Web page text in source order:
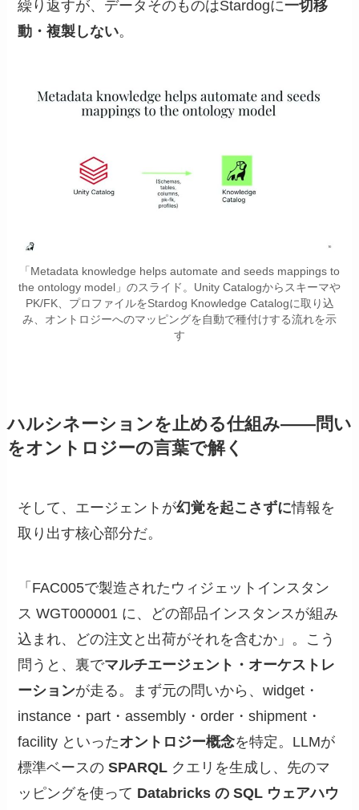
繰り返すが、データそのものはStardogに一切移
動・複製しない。
「Metadata knowledge helps automate and seeds mappings to
the ontology model」のスライド。Unity Catalogからスキーマや
PK/FK、プロファイルをStardog Knowledge Catalogに取り込
み、オントロジーへのマッピングを自動で種付けする流れを示
す
ハルシネーションを止める仕組み——問い
をオントロジーの言葉で解く
そして、エージェントが幻覚を起こさずに情報を
取り出す核心部分だ。
「FAC005で製造されたウィジェットインスタン
ス WGT000001 に、どの部品インスタンスが組み
込まれ、どの注文と出荷がそれを含むか」。こう
問うと、裏でマルチエージェント・オーケストレ
ーションが走る。まず元の問いから、widget・
instance・part・assembly・order・shipment・
facility といったオントロジー概念を特定。LLMが
標準ベースのSPARQL クエリを生成し、先のマ
ッピングを使って Databricks の SQL ウェアハウ